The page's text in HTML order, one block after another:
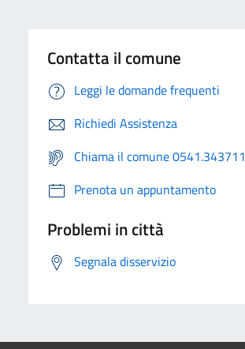
Contatta il comune
Leggi le domande frequenti
Richiedi Assistenza
Chiama il comune 0541.343711
Prenota un appuntamento
Problemi in città
Segnala disservizio